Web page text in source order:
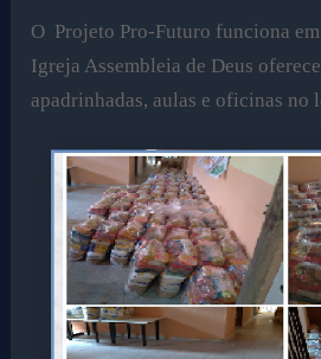
O Projeto Pro-Futuro funciona
Igreja Assembleia de Deus
apadrinhadas, aulas e oficinas no